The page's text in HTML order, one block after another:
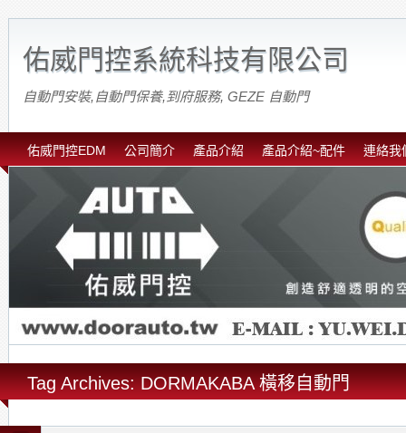
佑威門控系統科技有限公司
自動門安裝,自動門保養,到府服務, GEZE 自動門
佑威門控EDM 公司簡介 產品介紹 產品介紹~配件 連絡我
Tag Archives: DORMAKABA 橫移自動門